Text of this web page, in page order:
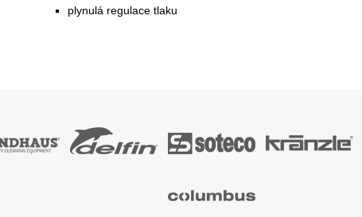
plynulá regulace tlaku